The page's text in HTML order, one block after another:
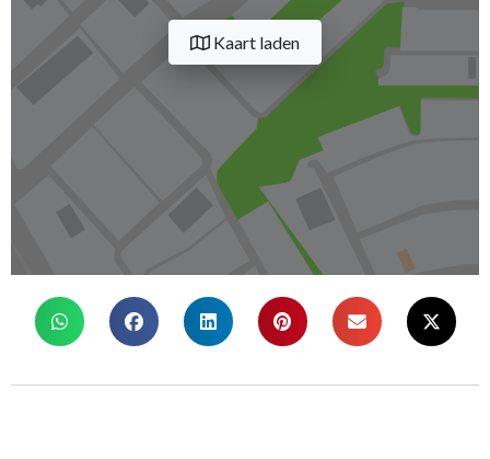
Kaart laden